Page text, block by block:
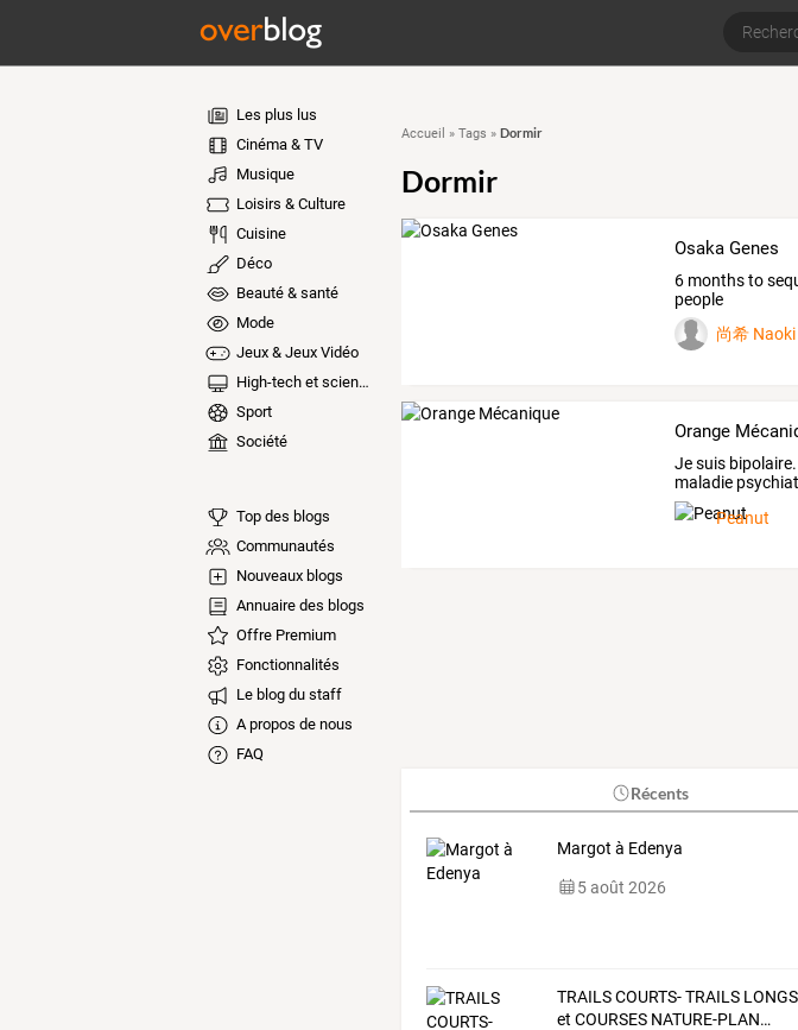
Les plus lus
Cinéma & TV
Musique
Loisirs & Culture
Cuisine
Déco
Beauté & santé
Mode
Jeux & Jeux Vidéo
High-tech et sciences
Sport
Société
Top des blogs
Communautés
Nouveaux blogs
Annuaire des blogs
Offre Premium
Fonctionnalités
Le blog du staff
A propos de nous
FAQ
Accueil » Tags » Dormir
Dormir
Osaka Genes
6 months to
people
尚希 Naoki
Orange
Jesuis bipolaire.
maladie
par
Peanut
Récents
Margot à Edenya
5 août 2026
TRAILSCOURTS-TRAILS
et COURSESNATURE-PLAN…